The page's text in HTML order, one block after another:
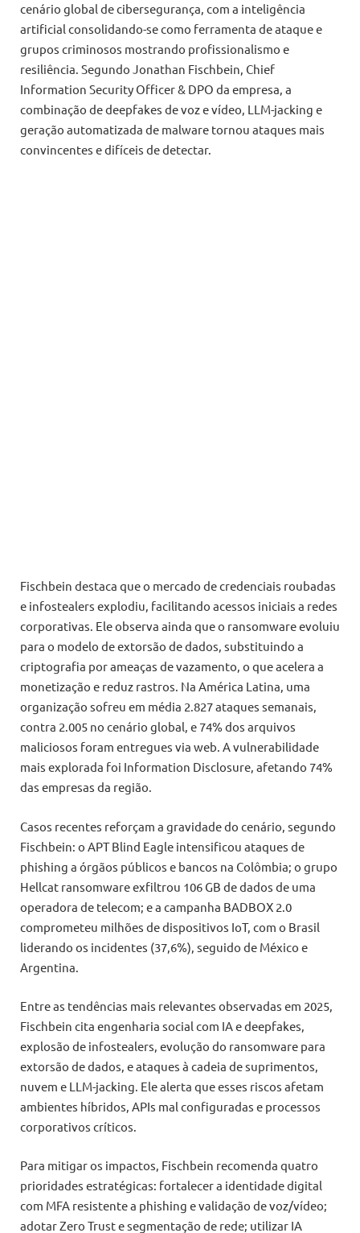
cenário global de cibersegurança, com a inteligência
artificial consolidando-se como ferramenta de ataque e
grupos criminosos mostrando profissionalismo e
resiliência. Segundo Jonathan Fischbein, Chief
Information Security Officer & DPO da empresa, a
combinação de deepfakes de voz e vídeo, LLM-jacking e
geração automatizada de malware tornou ataques mais
convincentes e difíceis de detectar.
Fischbein destaca que o mercado de credenciais roubadas
e infostealers explodiu, facilitando acessos iniciais a redes
corporativas. Ele observa ainda que o ransomware evoluiu
para o modelo de extorsão de dados, substituindo a
criptografia por ameaças de vazamento, o que acelera a
monetização e reduz rastros. Na América Latina, uma
organização sofreu em média 2.827 ataques semanais,
contra 2.005 no cenário global, e 74% dos arquivos
maliciosos foram entregues via web. A vulnerabilidade
mais explorada foi Information Disclosure, afetando 74%
das empresas da região.
Casos recentes reforçam a gravidade do cenário, segundo
Fischbein: o APT Blind Eagle intensificou ataques de
phishing a órgãos públicos e bancos na Colômbia; o grupo
Hellcat ransomware exfiltrou 106 GB de dados de uma
operadora de telecom; e a campanha BADBOX 2.0
comprometeu milhões de dispositivos IoT, com o Brasil
liderando os incidentes (37,6%), seguido de México e
Argentina.
Entre as tendências mais relevantes observadas em 2025,
Fischbein cita engenharia social com IA e deepfakes,
explosão de infostealers, evolução do ransomware para
extorsão de dados, e ataques à cadeia de suprimentos,
nuvem e LLM-jacking. Ele alerta que esses riscos afetam
ambientes híbridos, APIs mal configuradas e processos
corporativos críticos.
Para mitigar os impactos, Fischbein recomenda quatro
prioridades estratégicas: fortalecer a identidade digital
com MFA resistente a phishing e validação de voz/vídeo;
adotar Zero Trust e segmentação de rede; utilizar IA